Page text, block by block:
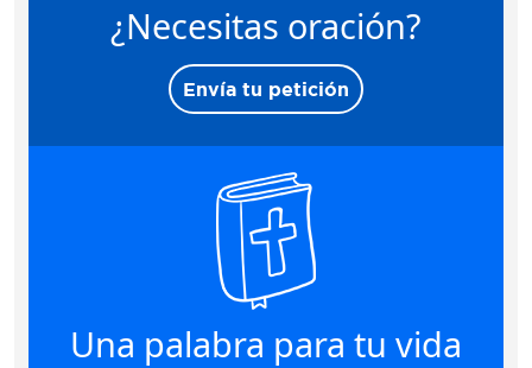
¿Necesitas oración?
Envía tu petición
Una palabra para tu vida